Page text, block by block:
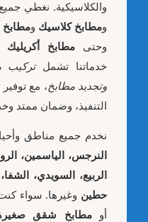
والكلاسيكية. نغطي
ومطابخ كلاسيك و
وحتى مطابخ أكريليك
خدماتنا تشملتركيب
وتجديد مطابخ
التنفيذ، وضمان ممتد
نخدم جميع مناطق
النرجس، الياسمين،
الربيع، السويدي،
حطين وغيرها. سواء
أومطابخ شقق